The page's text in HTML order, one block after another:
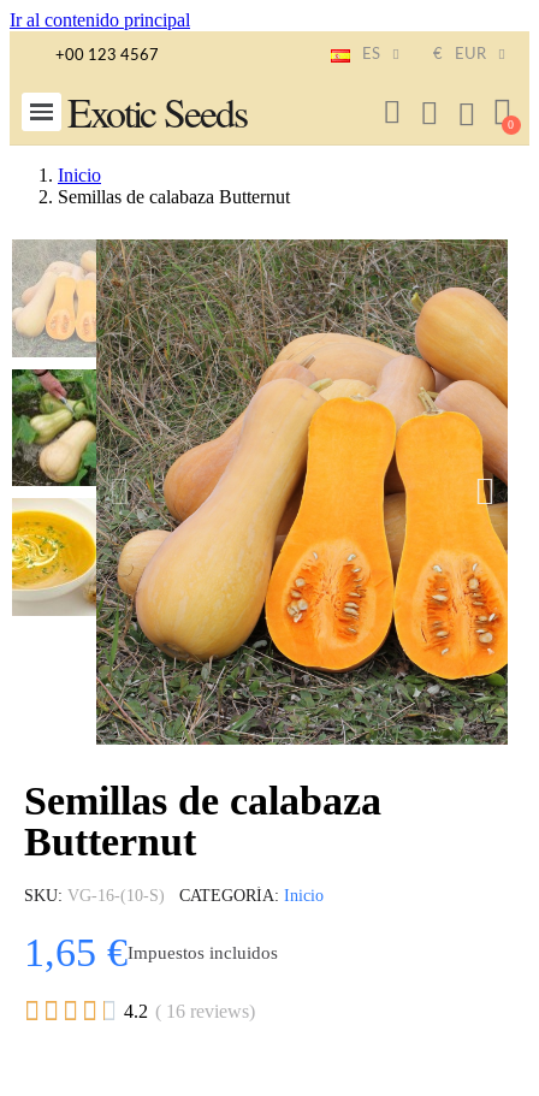
Ir al contenido principal
+00 123 4567 ES € EUR
Exotic Seeds
Inicio
Semillas de calabaza Butternut
Semillas de calabaza
Butternut
SKU VG-16-(10-S) CATEGORÍA Inicio
1,65 €Impuestos incluidos
     4.2 ( 16 reviews)